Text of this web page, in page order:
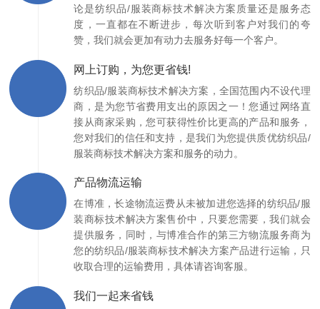
论是纺织品/服装商标技术解决方案质量还是服务态
度，一直都在不断进步，每次听到客户对我们的夸
赞，我们就会更加有动力去服务好每一个客户。
网上订购，为您更省钱!
纺织品/服装商标技术解决方案，全国范围内不设代理
商，是为您节省费用支出的原因之一！您通过网络直
接从商家采购，您可获得性价比更高的产品和服务，
您对我们的信任和支持，是我们为您提供质优纺织品/
服装商标技术解决方案和服务的动力。
产品物流运输
在博准，长途物流运费从未被加进您选择的纺织品/服
装商标技术解决方案售价中，只要您需要，我们就会
提供服务，同时，与博准合作的第三方物流服务商为
您的纺织品/服装商标技术解决方案产品进行运输，只
收取合理的运输费用，具体请咨询客服。
我们一起来省钱